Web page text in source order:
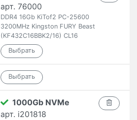
арт. 76000
DDR4 16Gb KiTof2 PC-25600
3200MHz Kingston FURY Beast
(KF432C16BBK2/16) CL16
1000Gb NVMe
арт. i201818